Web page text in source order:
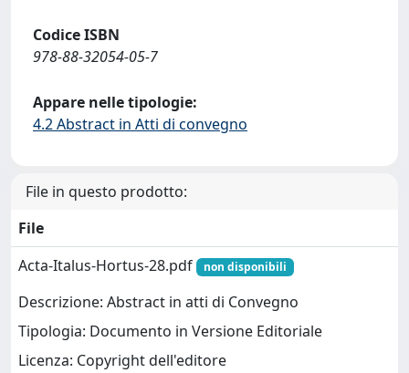
Codice ISBN
978-88-32054-05-7
Appare nelle tipologie:
4.2 Abstract in Atti di convegno
File in questo prodotto:
File
Acta-Italus-Hortus-28.pdf
non disponibili
Descrizione: Abstract in atti di Convegno
Tipologia: Documento in Versione Editoriale
Licenza: Copyright dell'editore